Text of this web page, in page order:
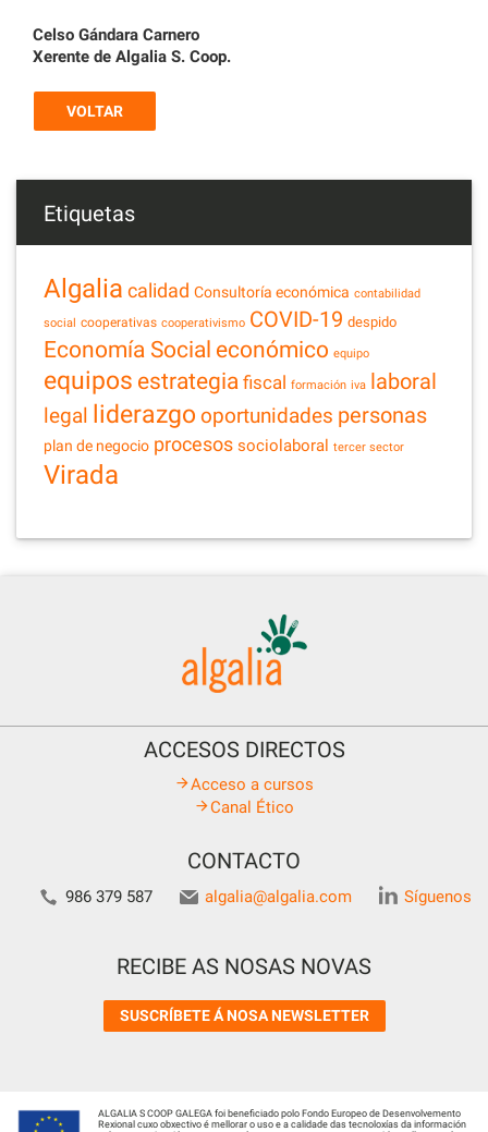
Celso Gándara Carnero
Xerente de Algalia S. Coop.
VOLTAR
Etiquetas
Algalia calidad Consultoría económica contabilidad
social cooperativas cooperativismo COVID-19 despido
Economía Social económico equipo
equipos estrategia fiscal formación iva laboral
legal liderazgo oportunidades personas
plan de negocio procesos sociolaboral tercer sector
Virada
ACCESOS DIRECTOS
Acceso a cursos
Canal Ético
CONTACTO
986 379 587 algalia@algalia.com Síguenos
RECIBE AS NOSAS NOVAS
SUSCRÍBETE Á NOSA NEWSLETTER
ALGALIA S COOP GALEGA foi beneficiado polo Fondo Europeo de Desenvolvemento
Rexional cuxo obxectivo é mellorar o uso e a calidade das tecnoloxías da información